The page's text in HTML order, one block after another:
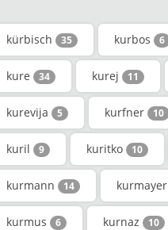
kürbisch 35 kurbos 6
kure 34 kurej 11
kurevija 5 kurfner 10
kuril 9 kuritko 10
kurmann 14 kurmayer
kurmus 6 kurnaz 10